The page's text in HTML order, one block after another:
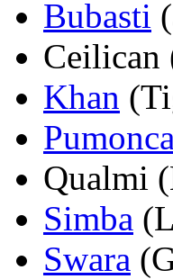
Bubasti
Ceilican
Khan
Pumonca
Qualmi
Simba
Swara